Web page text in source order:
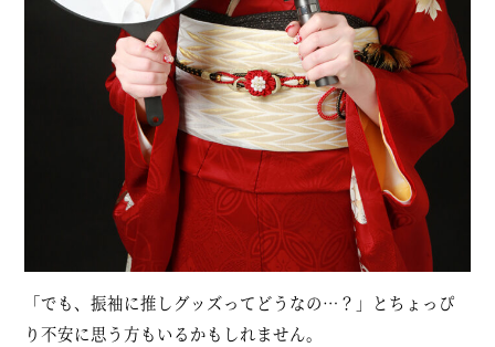
「でも、振袖に推しグッズってどうなの…？」とちょっぴ
り不安に思う方もいるかもしれません。